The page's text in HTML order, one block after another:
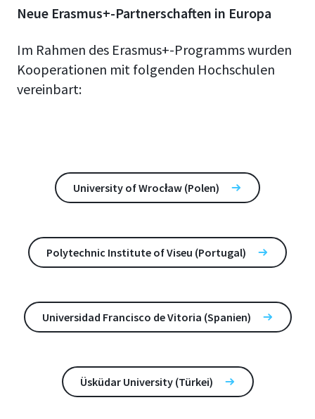
Neue Erasmus+-Partnerschaften in Europa
Im Rahmen des Erasmus+-Programms wurden
Kooperationen mit folgenden Hochschulen
vereinbart:
University of Wrocław (Polen)
Polytechnic Institute of Viseu (Portugal)
Universidad Francisco de Vitoria (Spanien)
Üsküdar University (Türkei)